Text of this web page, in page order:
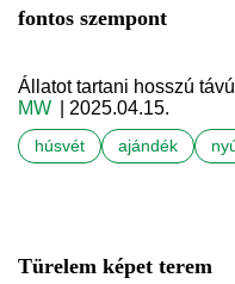
fontos szempont
Állatot tartani hosszú
MW
| 2025.04.15.
húsvét ajándék
Türelem képet terem